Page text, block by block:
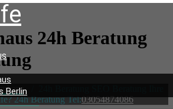
Berlin
24h Beratung
24h Beratung Tel:03054874086